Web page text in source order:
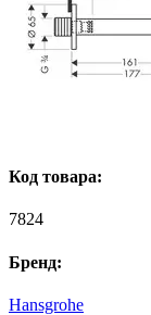
Код товара:
7824
Бренд:
Hansgrohe